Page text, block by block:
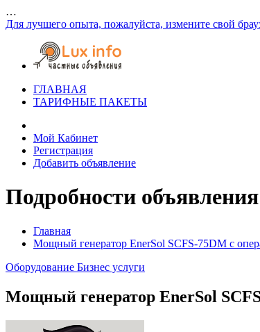
…
Для лучшего опыта, пожалуйста, измените свой
ГЛАВНАЯ
ТАРИФНЫЕ ПАКЕТЫ
Мой Кабинет
Регистрация
Добавить объявление
Подробности объявления
Главная
Мощный генератор EnerSol SCFS-75DM с
Оборудование Бизнес услуги
Мощный генератор EnerSol